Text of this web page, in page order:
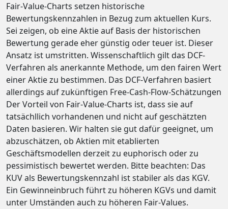
Fair-Value-Charts setzen historische
Bewertungskennzahlen in Bezug zum aktuellen Kurs.
Sei zeigen, ob eine Aktie auf Basis der historischen
Bewertung gerade eher günstig oder teuer ist. Dieser
Ansatz ist umstritten. Wissenschaftlich gilt das DCF-
Verfahren als anerkannte Methode, um den fairen Wert
einer Aktie zu bestimmen. Das DCF-Verfahren basiert
allerdings auf zukünftigen Free-Cash-Flow-Schätzungen
Der Vorteil von Fair-Value-Charts ist, dass sie auf
tatsächllich vorhandenen und nicht auf geschätzten
Daten basieren. Wir halten sie gut dafür geeignet, um
abzuschätzen, ob Aktien mit etablierten
Geschäftsmodellen derzeit zu euphorisch oder zu
pessimistisch bewertet werden. Bitte beachten: Das
KUV als Bewertungskennzahl ist stabiler als das KGV.
Ein Gewinneinbruch führt zu höheren KGVs und damit
unter Umständen auch zu höheren Fair-Values.